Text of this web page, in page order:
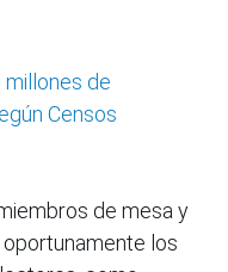
millones de
Censos
de mesa y
los